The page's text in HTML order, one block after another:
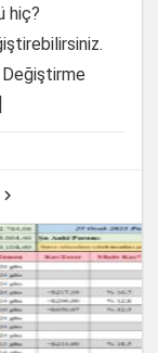
hiç?
Değiştirme
